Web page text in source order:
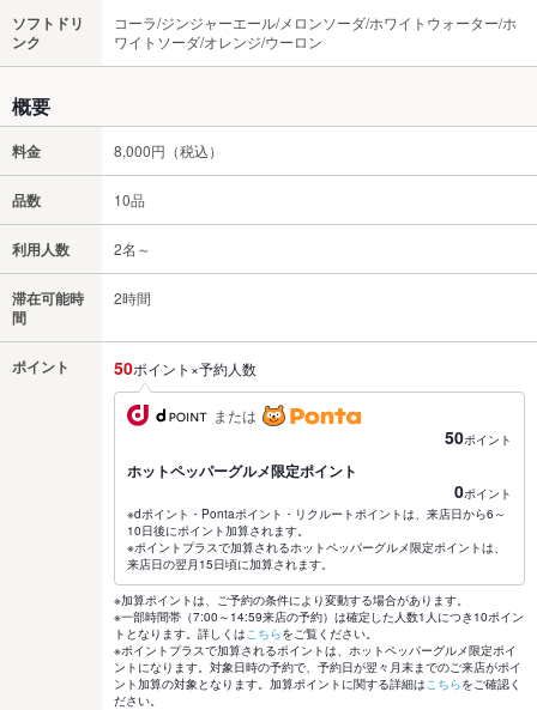
ソフトドリ
ンク
コーラ/ジンジャーエール/メロンソーダ/ホワイトウォーター/ホ
ワイトソーダ/オレンジ/ウーロン
概要
料金 8,000円（税込）
品数 10品
利用人数 2名～
滞在可能時
間
2時間
ポイント 50ポイント×予約人数
または
50ポイント
ホットペッパーグルメ限定ポイント
0ポイント
※dポイント・Pontaポイント・リクルートポイントは、来店日から6～
10日後にポイント加算されます。
※ポイントプラスで加算されるホットペッパーグルメ限定ポイントは、
来店日の翌月15日頃に加算されます。
※加算ポイントは、ご予約の条件により変動する場合があります。
※一部時間帯（7:00～14:59来店の予約）は確定した人数1人につき10ポイン
トとなります。詳しくはこちらをご覧ください。
※ポイントプラスで加算されるポイントは、ホットペッパーグルメ限定ポイ
ントになります。対象日時の予約で、予約日が翌々月末までのご来店がポイ
ント加算の対象となります。加算ポイントに関する詳細はこちらをご確認く
ださい。